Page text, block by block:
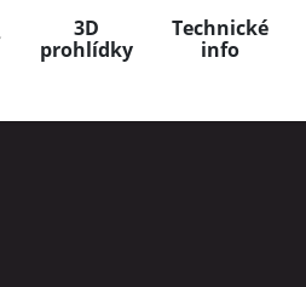
3D
prohlídky
Technické
info